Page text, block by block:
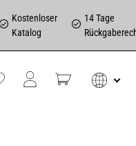
Kostenloser
Katalog
14 Tage